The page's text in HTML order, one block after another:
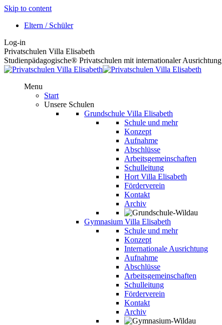
Skip to content
Eltern / Schüler
Log-in
Privatschulen Villa Elisabeth
Studienpädagogische® Privatschulen mit internationaler Ausrichtung
Menu
Start
Unsere Schulen
Grundschule Villa Elisabeth
Schule und mehr
Konzept
Aufnahme
Abschlüsse
Arbeitsgemeinschaften
Schulleitung
Hort Villa Elisabeth
Förderverein
Kontakt
Archiv
Gymnasium Villa Elisabeth
Schule und mehr
Konzept
Internationale Ausrichtung
Aufnahme
Abschlüsse
Arbeitsgemeinschaften
Schulleitung
Förderverein
Kontakt
Archiv